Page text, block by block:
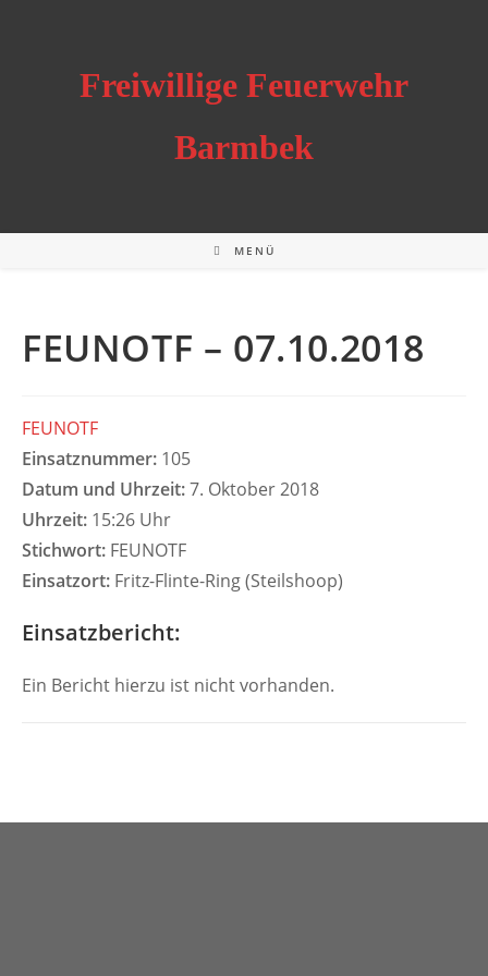
Freiwillige Feuerwehr
Barmbek
MENÜ
FEUNOTF – 07.10.2018
FEUNOTF
Einsatznummer: 105
Datum und Uhrzeit:7. Oktober 2018
Uhrzeit: 15:26 Uhr
Stichwort: FEUNOTF
Einsatzort: Fritz-Flinte-Ring (Steilshoop)
Einsatzbericht:
Ein Bericht hierzu ist nicht vorhanden.